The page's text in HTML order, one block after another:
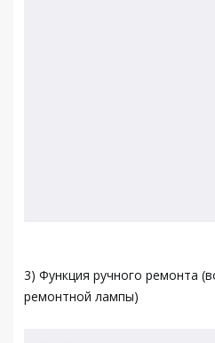
3) Функция ручного ремонта
ремонтной лампы)